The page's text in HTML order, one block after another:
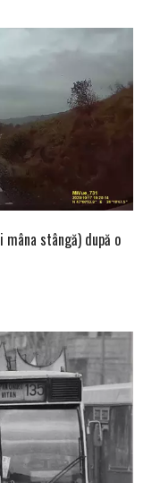
stângă) după o